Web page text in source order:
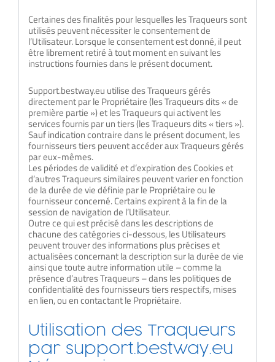
Certaines des finalités pour lesquelles les Traqueurs sont
utilisés peuvent nécessiter le consentement de
l’Utilisateur. Lorsque le consentement est donné, il peut
être librement retiré à tout moment en suivant les
instructions fournies dans le présent document.
Support.bestway.eu utilise des Traqueurs gérés
directement par le Propriétaire (les Traqueurs dits « de
première partie ») et les Traqueurs qui activent les
services fournis par un tiers (les Traqueurs dits « tiers »).
Sauf indication contraire dans le présent document, les
fournisseurs tiers peuvent accéder aux Traqueurs gérés
par eux-mêmes.
Les périodes de validité et d’expiration des Cookies et
d’autres Traqueurs similaires peuvent varier en fonction
de la durée de vie définie par le Propriétaire ou le
fournisseur concerné. Certains expirent à la fin de la
session de navigation de l’Utilisateur.
Outre ce qui est précisé dans les descriptions de
chacune des catégories ci-dessous, les Utilisateurs
peuvent trouver des informations plus précises et
actualisées concernant la description sur la durée de vie
ainsi que toute autre information utile – comme la
présence d’autres Traqueurs – dans les politiques de
confidentialité des fournisseurs tiers respectifs, mises
en lien, ou en contactant le Propriétaire.
Utilisation des Traqueurs
par support.bestway.eu